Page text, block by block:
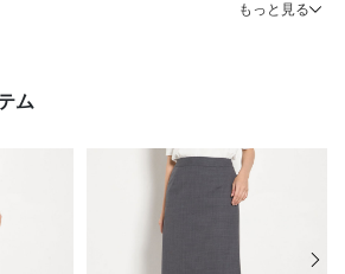
もっと見る
ム